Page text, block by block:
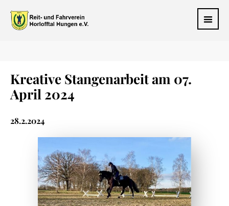
Kreative Stangenarbeit am 07.
April 2024
28.2.2024